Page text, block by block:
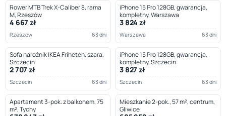
Rower MTB Trek X-Caliber 8, rama
M, Rzeszów
4 667 zł
Rzeszów 63 dni
iPhone 15 Pro 128GB, gwarancja,
kompletny, Warszawa
3 824 zł
Warszawa 63 dni
Sofa narożnik IKEA Friheten, szara,
Szczecin
2 707 zł
Szczecin 63 dni
iPhone 15 Pro 128GB, gwarancja,
kompletny, Szczecin
3 827 zł
Szczecin 63 dni
Apartament 3-pok. z balkonem, 75
m², Tychy
Mieszkanie 2-pok., 57 m², centrum,
Gliwice